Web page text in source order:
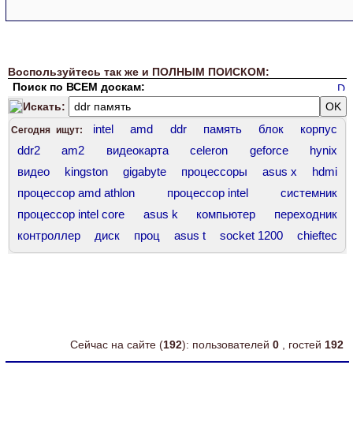
Воспользуйтесь так же и ПОЛНЫМ ПОИСКОМ:
Поиск по ВСЕМ доскам:
Искать:
Сегодня ищут: intel amd ddr память блок
корпус
ddr2
am2 видеокарта celeron geforce
hynix
видео
kingston gigabyte процессоры asus x
hdmi
процессор amd athlon
процессор intel
системник
процессор intel core
asus k компьютер
переходник
контроллер
диск проц asus t socket 1200
chieftec
комплект
корпус asus сокет 775 intel core
force
Сейчас на сайте (192): пользователей 0 , гостей 192